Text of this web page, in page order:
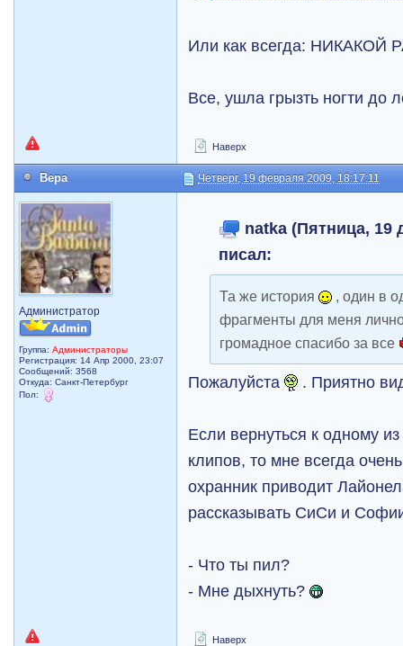
Или как всегда:
Все, ушла грызть ногти до
Наверх
Вера Четверг, 19 февраля 2009, 18:17:11
Администратор
Группа:Администраторы
Регистрация: 14 Апр 2000, 23:07
Сообщений: 3568
Откуда: Санкт-Петербург
Пол:
natka (Пятница, 19
писал:
Та же история
, один в
фрагменты для меня
громадное спасибо за все
Пожалуйста . Приятно
Если вернуться к одному
клипов, то мне всегда
охранник приводит
рассказывать СиСи и
- Что ты пил?
- Мне дыхнуть?
Наверх